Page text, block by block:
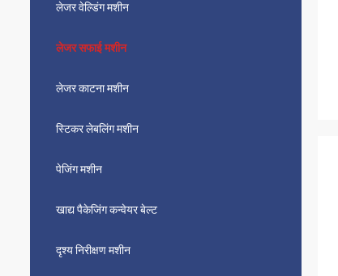
लेजर वेल्डिंग मशीन
लेजर सफाई मशीन
लेजर काटना मशीन
स्टिकर लेबलिंग मशीन
पेजिंग मशीन
खाद्य पैकेजिंग कन्वेयर बेल्ट
दृश्य निरीक्षण मशीन